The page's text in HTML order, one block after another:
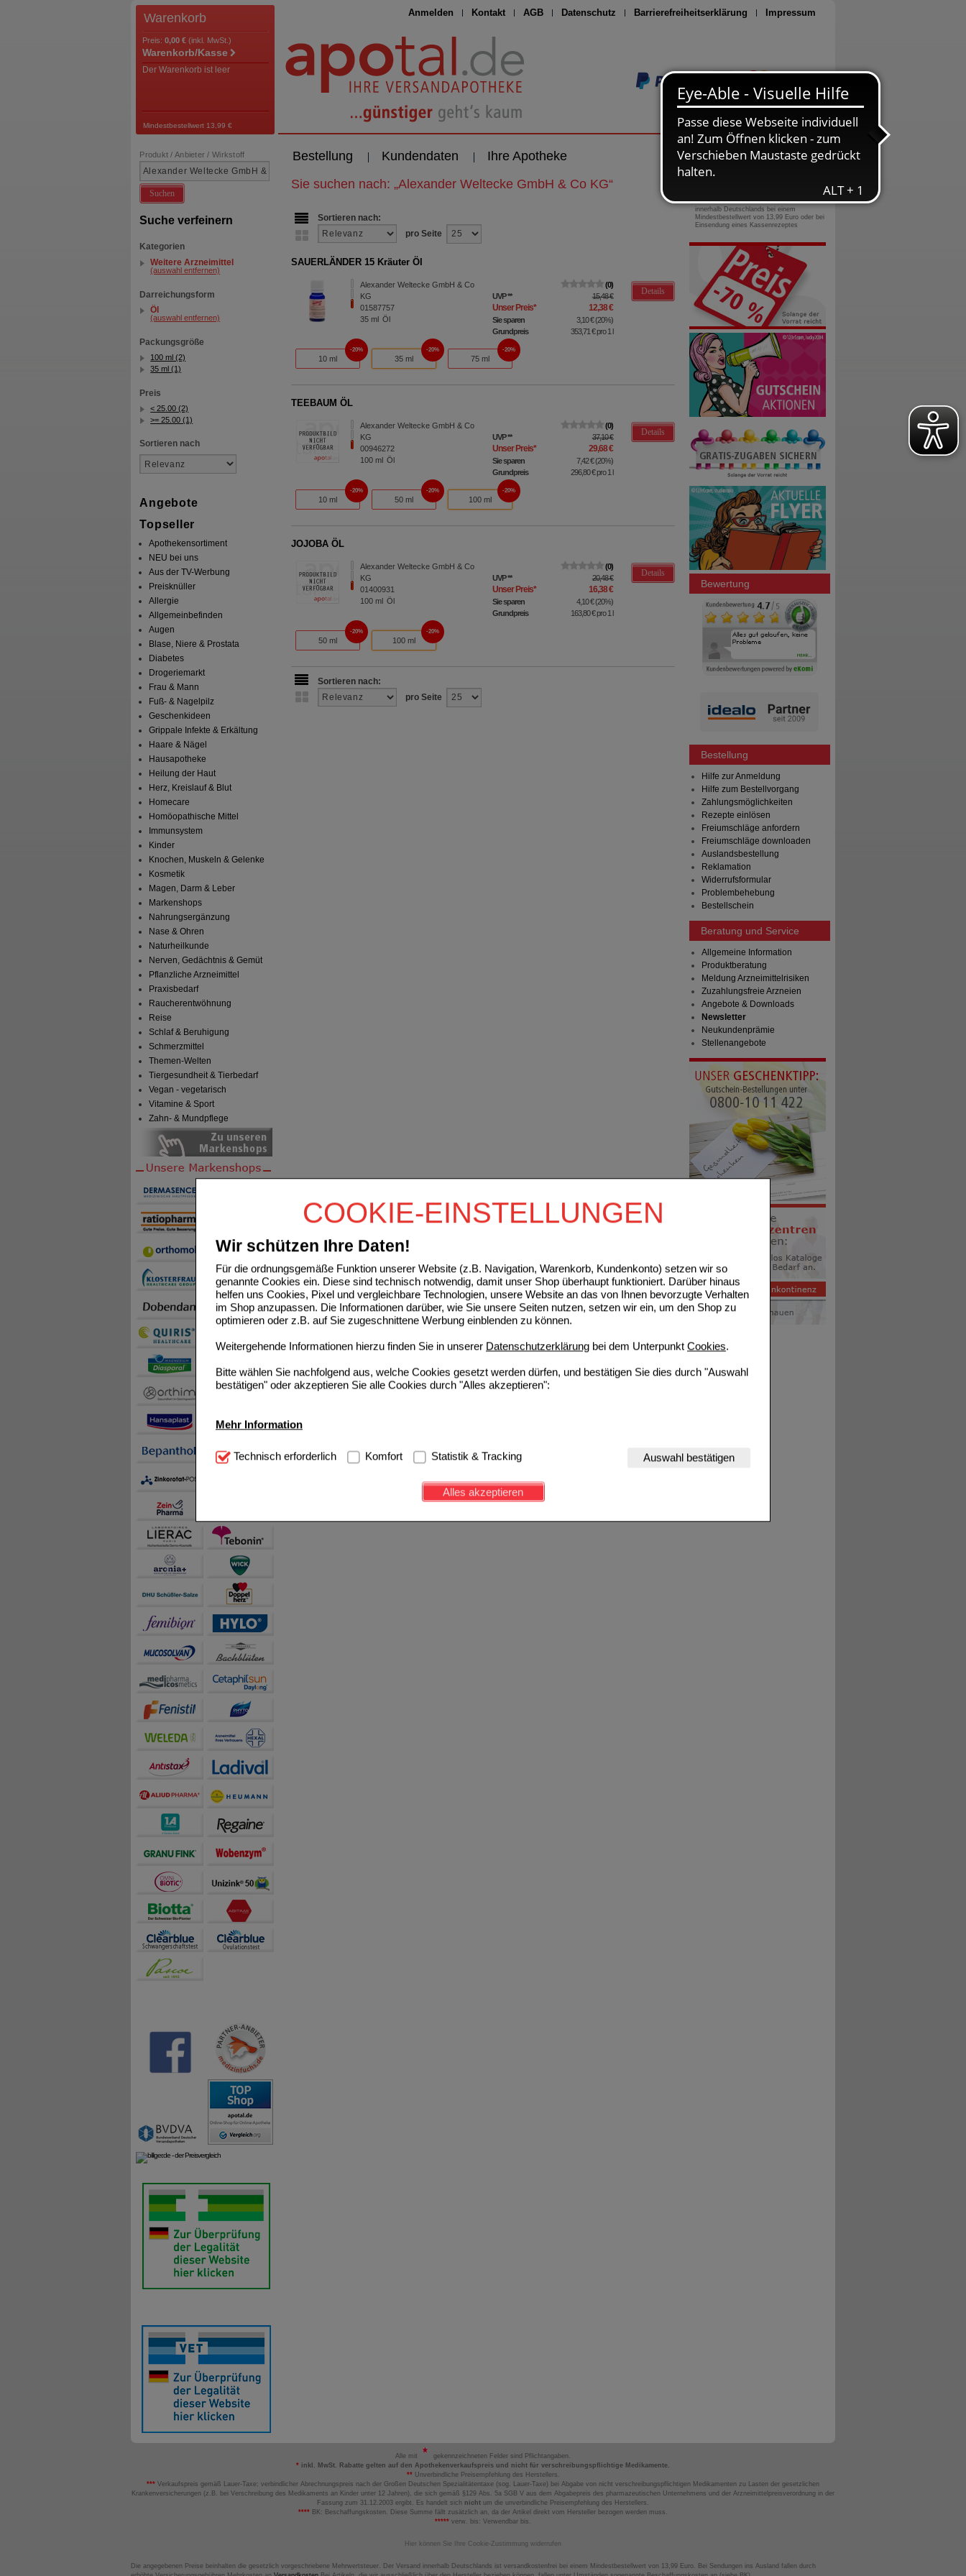
COOKIE-EINSTELLUNGEN
Wir schützen Ihre Daten!
Für die ordnungsgemäße Funktion unserer Website (z.B. Navigation, Warenkorb, Kundenkonto) setzen wir so
genannte Cookies ein. Diese sind technisch notwendig, damit unser Shop überhaupt funktioniert. Darüber hinaus
helfen uns Cookies, Pixel und vergleichbare Technologien, unsere Website an das von Ihnen bevorzugte Verhalten
im Shop anzupassen. Die Informationen darüber, wie Sie unsere Seiten nutzen, setzen wir ein, um den Shop zu
optimieren oder z.B. auf Sie zugeschnittene Werbung einblenden zu können.
Weitergehende Informationen hierzu finden Sie in unserer Datenschutzerklärung bei dem Unterpunkt Cookies.
Bitte wählen Sie nachfolgend aus, welche Cookies gesetzt werden dürfen, und bestätigen Sie dies durch "Auswahl
bestätigen" oder akzeptieren Sie alle Cookies durch "Alles akzeptieren":
Mehr Information
Technisch Notwendig: Hierbei handelt es sich um Cookies, die für die Grundfunktionen unserer Website
notwendig sind (z.B. Navigation, Warenkorb, Kundenkonto), weshalb auf diese nicht verzichtet werden kann.
Diese Cookies werden genutzt um das Einkaufserlebnis noch ansprechender zu gestalten,
beispielsweise für die Wiedererkennung des Besuchers oder unsere Seite an bevorzugte Verhaltensweisen (z.B.
Inhalte anzuzeigen und unser Partnerprogramm zu betreiben.
Statistik & Tracking:
sammeln, mit deren Hilfe wir unsere Website weiter für Sie optimieren können, den Inhalt auf unserer Website aber
auch die Werbung auf Drittseiten möglichst relevant für Sie zu gestalten. Bitte beachten Sie, dass Daten hierfür
teilweise an Dritte wie z.B. Google oder soziale Medien übertragen werden.
Technisch erforderlich Komfort Statistik & Tracking Auswahl bestätigen
Alles akzeptieren
Anmelden Kontakt AGB Datenschutz Barrierefreiheitserklärung Impressum
Seite drucken
Warenkorb
Preis: 0,00 € (inkl. MwSt.)
Warenkorb/Kasse
Der Warenkorb ist leer
Mindestbestellwert 13,99 €
Bestellung Kundendaten Ihre Apotheke
Produkt / Anbieter / Wirkstoff
Suchen
Suche verfeinern
Kategorien
Weitere Arzneimittel
(auswahl entfernen)
Darreichungsform
Öl
(auswahl entfernen)
Packungsgröße
100 ml (2)
35 ml (1)
Preis
< 25.00 (2)
>= 25.00 (1)
Sortieren nach
Angebote
Topseller
Apothekensortiment
NEU bei uns
Aus der TV-Werbung
Preisknüller
Allergie
Allgemeinbefinden
Augen
Blase, Niere & Prostata
Diabetes
Drogeriemarkt
Frau & Mann
Fuß- & Nagelpilz
Geschenkideen
Grippale Infekte & Erkältung
Haare & Nägel
Hausapotheke
Heilung der Haut
Herz, Kreislauf & Blut
Homecare
Homöopathische Mittel
Immunsystem
Kinder
Knochen, Muskeln & Gelenke
Kosmetik
Magen, Darm & Leber
Markenshops
Nahrungsergänzung
Nase & Ohren
Naturheilkunde
Nerven, Gedächtnis & Gemüt
Pflanzliche Arzneimittel
Praxisbedarf
Raucherentwöhnung
Reise
Schlaf & Beruhigung
Schmerzmittel
Themen-Welten
Tiergesundheit & Tierbedarf
Vegan - vegetarisch
Vitamine & Sport
Zahn- & Mundpflege
Sie suchen nach: „Alexander Weltecke GmbH & Co KG“
Sortieren nach:
pro Seite
SAUERLÄNDER 15 Kräuter Öl
Alexander Weltecke GmbH & Co
KG
01587757
35 ml Öl
0
UVP** 15,48 €
Unser Preis* 12,38 €
Sie sparen 3,10 €(20%)
Grundpreis
353,71 €pro 1 l
Details
10 ml
20%
35 ml
20%
75 ml
20%
TEEBAUM ÖL
Alexander Weltecke GmbH & Co
KG
00946272
100 ml Öl
0
UVP** 37,10 €
Unser Preis* 29,68 €
Sie sparen 7,42 €(20%)
Grundpreis
296,80 €pro 1 l
Details
10 ml
20%
50 ml
20%
100 ml
20%
JOJOBA ÖL
Alexander Weltecke GmbH & Co
KG
01400931
100 ml Öl
0
UVP** 20,48 €
Unser Preis* 16,38 €
Sie sparen 4,10 €(20%)
Grundpreis
163,80 €pro 1 l
Details
50 ml
20%
100 ml
20%
Sortieren nach:
pro Seite
0800-10 11 422
gebührenfreie Rufnummer
innerhalb Deutschlands bei einem
Mindestbestellwert von 13,99 Euro oder bei
Einsendung eines Kassenrezeptes
Bewertung
Bestellung
Hilfe zur Anmeldung
Hilfe zum Bestellvorgang
Zahlungsmöglichkeiten
Rezepte einlösen
Freiumschläge anfordern
Freiumschläge downloaden
Auslandsbestellung
Reklamation
Widerrufsformular
Problembehebung
Bestellschein
Beratung und Service
Allgemeine Information
Produktberatung
Meldung Arzneimittelrisiken
Zuzahlungsfreie Arzneien
Angebote & Downloads
Newsletter
Neukundenprämie
Stellenangebote
Alle mit
gekennzeichneten Felder sind Pflichtangaben.
* inkl. MwSt. Rabatte gelten auf den Apothekenverkaufspreis und nicht für verschreibungspflichtige Medikamente.
**Unverbindliche Preisempfehlung des Herstellers.
*** Verkaufspreis gemäß Lauer-Taxe; verbindlicher Abrechnungspreis nach der Großen Deutschen Spezialitätentaxe (sog. Lauer-Taxe) bei Abgabe von nicht verschreibungspflichtigen Medikamenten zu Lasten der gesetzlichen
Krankenversicherungen (z.B. bei Verschreibung des Medikaments an Kinder unter 12 Jahren), die sich gemäß §129 Abs. 5a SGB V aus dem Abgabepreis des pharmazeutischen Unternehmens und der Arzneimittelpreisverordnung in der
Fassung zum 31.12.2003 ergibt. Es handelt sich nicht um die unverbindliche Preisempfehlung des Herstellers.
**** BK: Beschaffungskosten. Diese Summe fällt zusätzlich an, da der Artikel direkt vom Hersteller bezogen werden muss.
***** verw. bis: Verwendbar bis.
Hier können Sie Ihre Cookie-Zustimmung widerrufen
Die angegebenen Preise beinhalten die gesetzlich vorgeschriebene Mehrwertsteuer. Der Versand innerhalb Deutschlands ist versandkostenfrei bei einem Mindestbestellwert von 13,99 Euro. Bei Sendungen ins Ausland fallen durch